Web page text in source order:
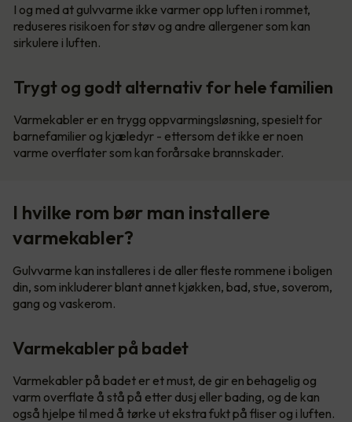
I og med at gulvvarme ikke varmer opp luften i rommet,
reduseres risikoen for støv og andre allergener som kan
sirkulere i luften.
Trygt og godt alternativ for hele familien
Varmekabler er en trygg oppvarmingsløsning, spesielt for
barnefamilier og kjæledyr - ettersom det ikke er noen
varme overflater som kan forårsake brannskader.
I hvilke rom bør man installere
varmekabler?
Gulvvarme kan installeres i de aller fleste rommene i boligen
din, som inkluderer blant annet kjøkken, bad, stue, soverom,
gang og vaskerom.
Varmekabler på badet
Varmekabler på badet er et must, de gir en behagelig og
varm overflate å stå på etter dusj eller bading, og de kan
også hjelpe til med å tørke ut ekstra fukt på fliser og i luften.